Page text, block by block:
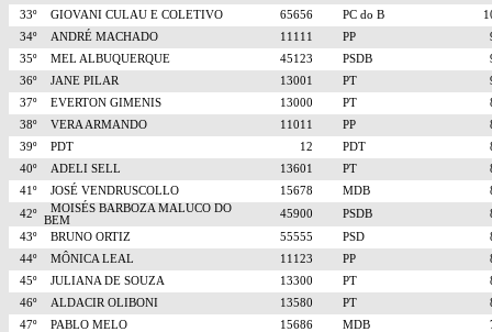
33º
GIOVANI CULAU E COLETIVO 65656 PC do B
34º
ANDRÉ MACHADO 11111 PP
35º
MEL ALBUQUERQUE 45123 PSDB
36º
JANE PILAR 13001 PT
37º
EVERTON GIMENIS 13000 PT
38º
VERA ARMANDO 11011 PP
39º
PDT 12 PDT
40º
ADELI SELL 13601 PT
41º
JOSÉ VENDRUSCOLLO 15678 MDB
42º
MOISÉS BARBOZA MALUCO DO
BEM
45900 PSDB
43º
BRUNO ORTIZ 55555 PSD
44º
MÔNICA LEAL 11123 PP
45º
JULIANA DE SOUZA 13300 PT
46º
ALDACIR OLIBONI 13580 PT
47º
PABLO MELO 15686 MDB